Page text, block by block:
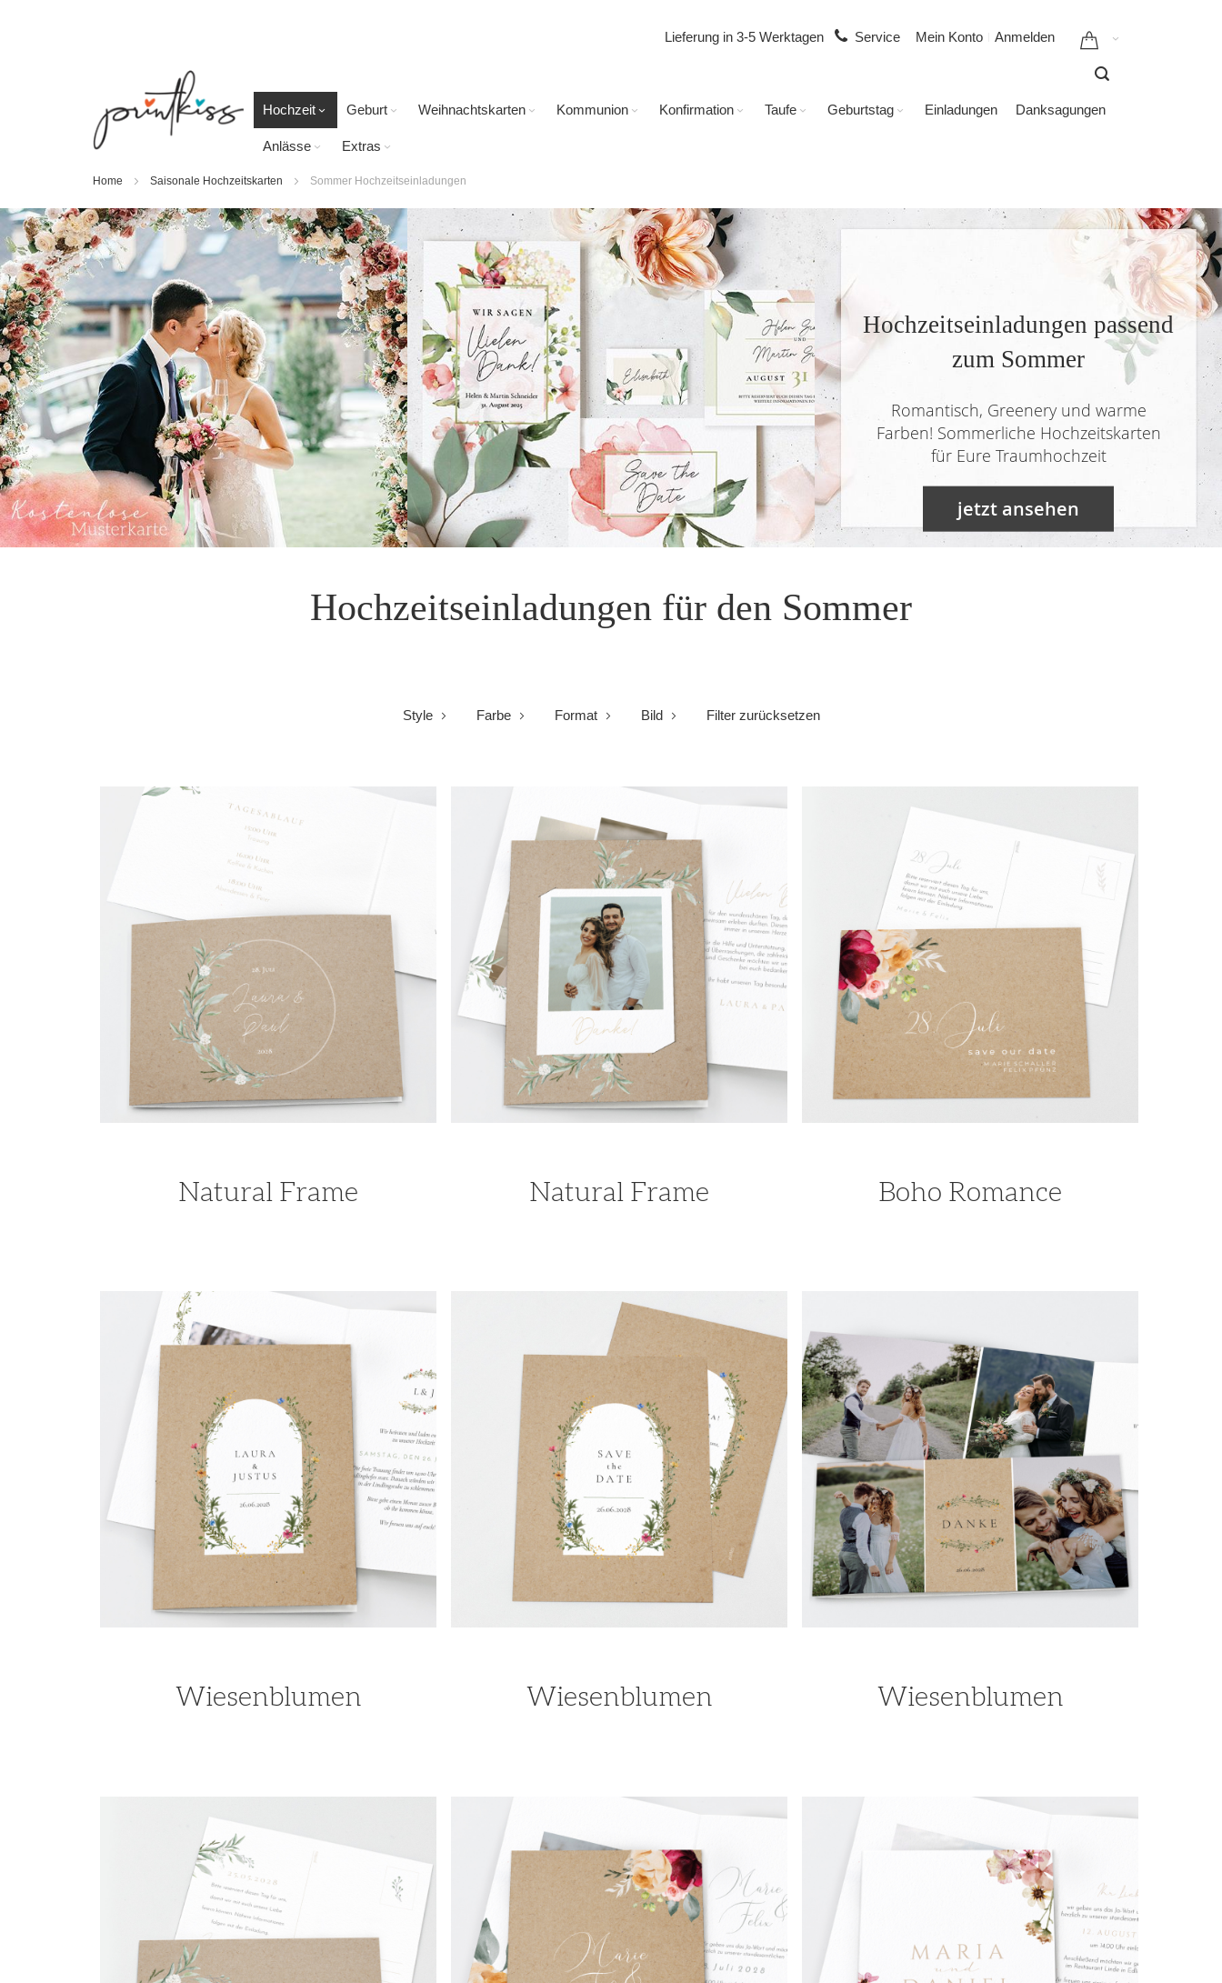
Mein Konto Anmelden
Lieferung in 3-5 Werktagen Service
Hochzeit Geburt Weihnachtskarten Kommunion Konfirmation Taufe Geburtstag Einladungen Danksagungen
Anlässe Extras
Home Saisonale Hochzeitskarten Sommer Hochzeitseinladungen
Hochzeitseinladungen passend
zum Sommer
Romantisch, Greenery und warme
Farben! Sommerliche Hochzeitskarten
für Eure Traumhochzeit
jetzt ansehen
Hochzeitseinladungen für den Sommer
Style Farbe Format Bild Filter zurücksetzen
Natural Frame Natural Frame Boho Romance
Wiesenblumen Wiesenblumen Wiesenblumen